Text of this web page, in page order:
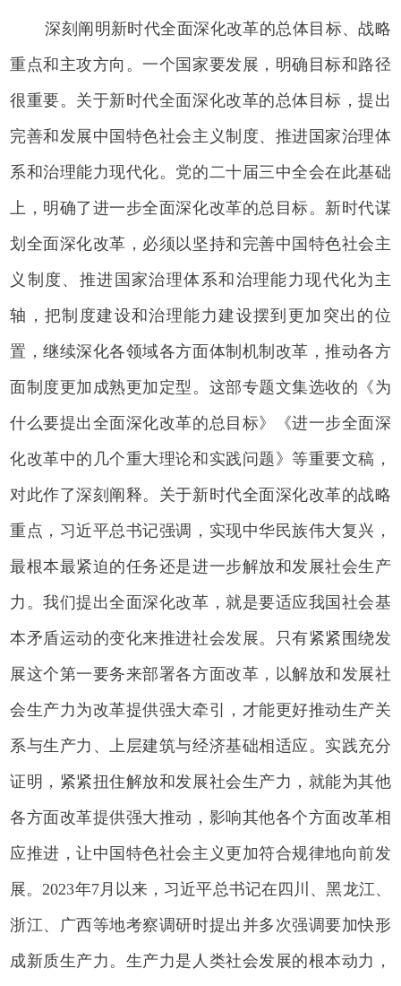
深刻阐明新时代全面深化改革的总体目标、战略
重点和主攻方向。一个国家要发展，明确目标和路径
很重要。关于新时代全面深化改革的总体目标，提出
完善和发展中国特色社会主义制度、推进国家治理体
系和治理能力现代化。党的二十届三中全会在此基础
上，明确了进一步全面深化改革的总目标。新时代谋
划全面深化改革，必须以坚持和完善中国特色社会主
义制度、推进国家治理体系和治理能力现代化为主
轴，把制度建设和治理能力建设摆到更加突出的位
置，继续深化各领域各方面体制机制改革，推动各方
面制度更加成熟更加定型。这部专题文集选收的《为
什么要提出全面深化改革的总目标》《进一步全面深
化改革中的几个重大理论和实践问题》等重要文稿，
对此作了深刻阐释。关于新时代全面深化改革的战略
重点，习近平总书记强调，实现中华民族伟大复兴，
最根本最紧迫的任务还是进一步解放和发展社会生产
力。我们提出全面深化改革，就是要适应我国社会基
本矛盾运动的变化来推进社会发展。只有紧紧围绕发
展这个第一要务来部署各方面改革，以解放和发展社
会生产力为改革提供强大牵引，才能更好推动生产关
系与生产力、上层建筑与经济基础相适应。实践充分
证明，紧紧扭住解放和发展社会生产力，就能为其他
各方面改革提供强大推动，影响其他各个方面改革相
应推进，让中国特色社会主义更加符合规律地向前发
展。2023年7月以来，习近平总书记在四川、黑龙江、
浙江、广西等地考察调研时提出并多次强调要加快形
成新质生产力。生产力是人类社会发展的根本动力，